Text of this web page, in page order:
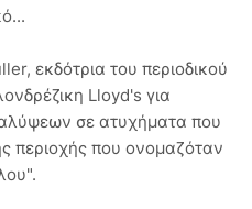
εκδότρια του περιοδικού
Lloyd's για
σε ατυχήματα που
περιοχής που ονομαζόταν